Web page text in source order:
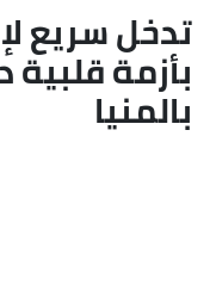
تدخل سريع
بأزمة قلبية
بالمنيا